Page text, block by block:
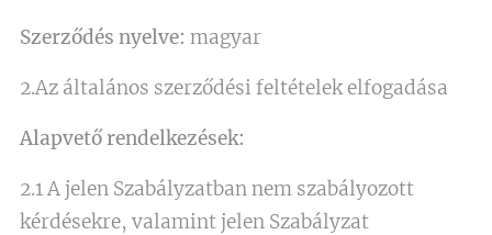
Szerződés nyelve: magyar
2.Az általános szerződési feltételek elfogadása
Alapvető rendelkezések:
2.1 A jelen Szabályzatban nem szabályozott
kérdésekre, valamint jelen Szabályzat